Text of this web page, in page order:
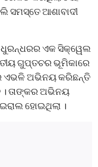
ଆଶାବାଦୀ
ଏକ ସିକ୍ୱେଲ
ଗୁପ୍ତଚର ଭୂମିକାରେ
ଏଭଳି ଅଭିନୟ କରିଛନ୍ତି
। ତାଙ୍କର ଅଭିନୟ
ହୋଇଥିଲା ।